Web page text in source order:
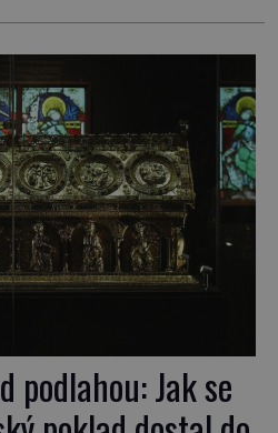
podlahou: Jak se